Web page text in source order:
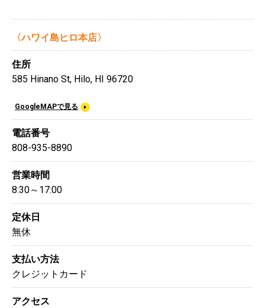
〈ハワイ島ヒロ本店〉
住所
585 Hinano St, Hilo, HI 96720
GoogleMAPで見る
電話番号
808-935-8890
営業時間
8:30～17:00
定休日
無休
支払い方法
クレジットカード
アクセス